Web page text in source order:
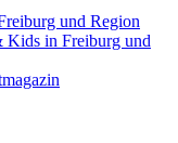
und Region
in Freiburg und